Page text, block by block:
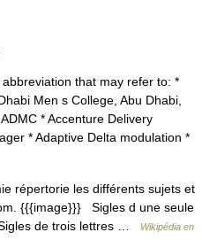
that may refer to: *
Men s College, Abu Dhabi,
* Accenture Delivery
* Adaptive Delta modulation *
répertorie les différents sujets et
{{{image}}} Sigles d une seule
de trois lettres …
Wikipédia en